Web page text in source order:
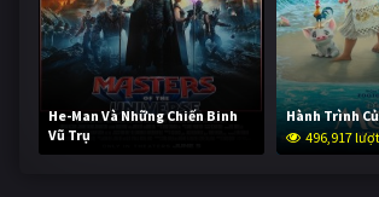
He-Man Và Những Chiến Binh
Vũ Trụ
246,049 lượt xem
Hành Trình
496,917